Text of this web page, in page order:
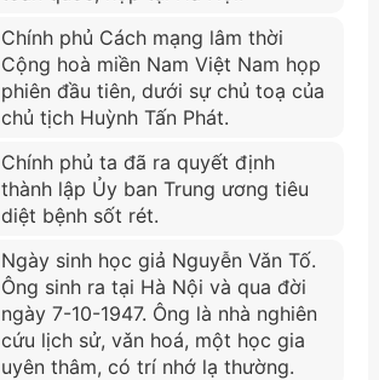
Chính phủ Cách mạng lâm thời
Cộng hoà miền Nam Việt Nam họp
phiên đầu tiên, dưới sự chủ toạ của
chủ tịch Huỳnh Tấn Phát.
Chính phủ ta đã ra quyết định
thành lập Ủy ban Trung ương tiêu
diệt bệnh sốt rét.
Ngày sinh học giả Nguyễn Vǎn Tố.
Ông sinh ra tại Hà Nội và qua đời
ngày 7-10-1947. Ông là nhà nghiên
cứu lịch sử, vǎn hoá, một học gia
uyên thâm, có trí nhớ lạ thường.